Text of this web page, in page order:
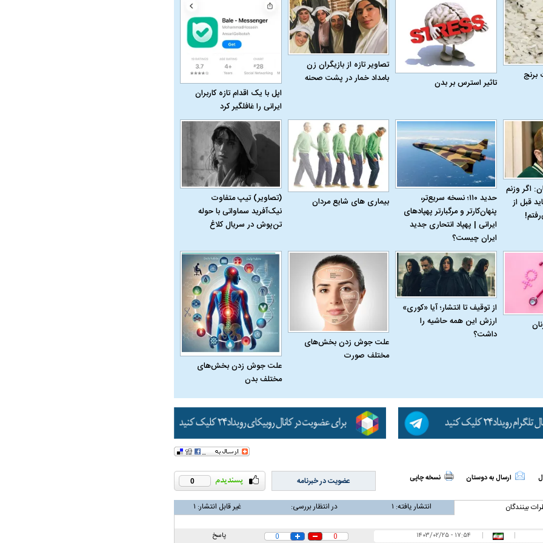
برنج
تاثیر استرس بر بدن
تصاویر تازه از بازیگران زن
بامداد خمار در پشت صحنه
اپل با یک اقدام تازه کاربران
ایرانی را غافلگیر کرد
اگر وزنم
قبل از
حدید ۱۱۰؛ نسخه سریع‌تر،
پنهان‌کارتر و مرگبارتر پهپادهای
ایرانی | پهپاد انتحاری جدید
ایران چیست؟
بیماری‌ های شایع مردان
(تصاویر) تیپ متفاوت
نیک‌آفرید سماواتی با حوله
تن‌پوش در سریال کلاغ
از توقیف تا انتشار؛ آیا «کوری»
ارزش این همه حاشیه را
داشت؟
علت جوش زدن بخش‌های
مختلف صورت
علت جوش زدن بخش‌های
مختلف بدن
ارسال به دوستان نسخه چاپی 0 عضویت در خبرنامه
بینندگان انتشار یافته: ۱ در انتظار بررسی: غیر قابل انتشار: ۱
|
| ۱۷:۵۴ - ۱۴۰۳/۰۲/۲۵ پاسخ 0
0
یک سلسله |
شاه در ایران
ریشه‌های عزاداری ماه محرم در فرهنگ
و تاریخ ایران
عزاداری ماه محرم در دوران قاجار چگونه
انجام می‌شد؟
حکومت پهلوی
حجازی درباره
ببینید| انیمیشن لگویی حمله به کویت با
جنگنده اف-۵
ببینید| نظر متفاوت سینا حجازی درباره
گوگوش خبرساز شد
دلیل علاقه برخی افراد به فال و طالع‌بینی
چیست؟
تاثیر استرس بر بدن